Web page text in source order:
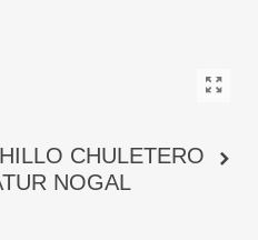
CHULETERO
NOGAL